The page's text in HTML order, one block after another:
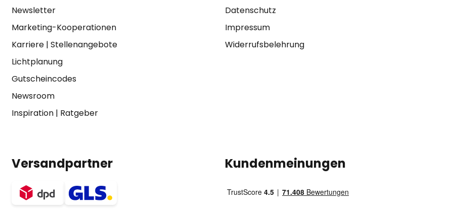
Newsletter
Marketing-Kooperationen
Karriere| Stellenangebote
Lichtplanung
Gutscheincodes
Newsroom
Inspiration| Ratgeber
Datenschutz
Impressum
Widerrufsbelehrung
Versandpartner Kundenmeinungen